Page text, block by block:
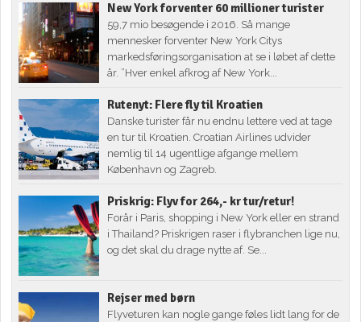
New York forventer 60 millioner turister
59,7 mio besøgende i 2016. Så mange
mennesker forventer New York Citys
markedsføringsorganisation at se i løbet af dette
år. ”Hver enkel afkrog af New York...
Rutenyt: Flere fly til Kroatien
Danske turister får nu endnu lettere ved at tage
en tur til Kroatien. Croatian Airlines udvider
nemlig til 14 ugentlige afgange mellem
København og Zagreb.
Priskrig: Flyv for 264,- kr tur/retur!
Forår i Paris, shopping i New York eller en strand
i Thailand? Priskrigen raser i flybranchen lige nu,
og det skal du drage nytte af. Se...
Rejser med børn
Flyveturen kan nogle gange føles lidt lang for de